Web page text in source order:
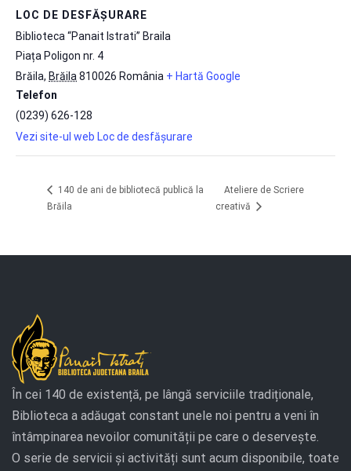
LOC DE DESFĂȘURARE
Biblioteca “Panait Istrati” Braila
Piața Poligon nr. 4
Brăila, Brăila810026 România + Hartă Google
Telefon
(0239) 626-128
Vezi site-ul web Loc de desfășurare
140 de ani de bibliotecă publică la
Brăila
Ateliere de Scriere
creativă
În cei 140 de existență, pe lângă serviciile tradiționale,
Biblioteca a adăugat constant unele noi pentru a veni în
întâmpinarea nevoilor comunității pe care o deservește.
O serie de servicii și activități sunt acum disponibile, toate